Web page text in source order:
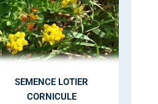
SEMENCE LOTIER
CORNICULE